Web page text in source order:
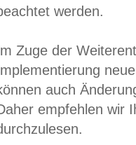
werden.
Zuge der
auch
empfehlen wir